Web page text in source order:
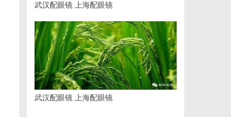
武汉配眼镜 上海配眼镜
武汉配眼镜 上海配眼镜